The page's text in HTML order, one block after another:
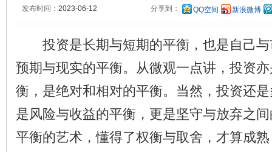
发布时间： 2023-06-12 分享到： QQ空间 新浪微博
投资是长期与短期的平衡，也是自己与
预期与现实的平衡。从微观一点讲，投资
衡，是绝对和相对的平衡。当然，投资还
是风险与收益的平衡，更是坚守与放弃之
平衡的艺术，懂得了权衡与取舍，才算成